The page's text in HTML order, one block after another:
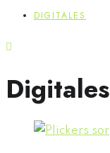
DIGITALES
Digitales